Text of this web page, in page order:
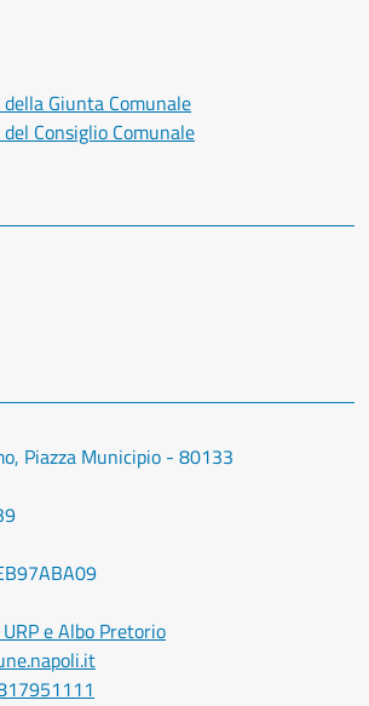
Giunta Comunale
Consiglio Comunale
Piazza Municipio - 80133
e Albo Pretorio